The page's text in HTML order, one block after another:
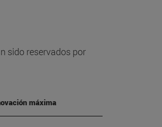
sido reservados por
máxima